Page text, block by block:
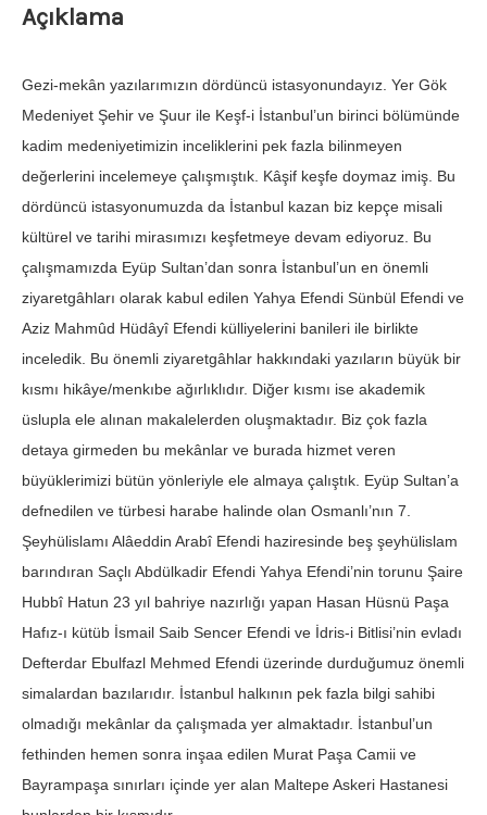
Açıklama
Gezi-mekân yazılarımızın dördüncü istasyonundayız. Yer Gök
Medeniyet Şehir ve Şuur ile Keşf-i İstanbul’un birinci bölü­münde
kadim medeniyetimizin inceliklerini pek fazla bilin­meyen
değerlerini incelemeye çalışmıştık. Kâşif keşfe doymaz imiş. Bu
dördüncü istasyonumuzda da İstanbul kazan biz kepçe misali
kültürel ve tarihi mirasımızı keşfetmeye devam ediyoruz. Bu
çalışmamızda Eyüp Sultan’dan sonra İstanbul’un en önemli
ziyaretgâhları olarak kabul edilen Yahya Efendi Sün­bül Efendi ve
Aziz Mahmûd Hüdâyî Efendi külliyelerini banileri ile birlikte
inceledik. Bu önemli ziyaretgâhlar hakkındaki yazıların büyük bir
kısmı hikâye/menkıbe ağırlıklıdır. Diğer kısmı ise akademik
üslupla ele alınan makalelerden oluşmaktadır. Biz çok fazla
detaya girmeden bu mekânlar ve burada hizmet veren
büyüklerimizi bütün yönleriyle ele almaya çalıştık. Eyüp Sultan’a
defnedilen ve türbesi harabe halinde olan Osmanlı’nın 7.
Şeyhülislamı Alâeddin Arabî Efendi haziresinde beş şeyhülislam
barındıran Saçlı Ab­dülkadir Efendi Yahya Efendi’nin torunu Şaire
Hubbî Hatun 23 yıl bahriye nazırlığı yapan Hasan Hüsnü Paşa
Hafız-ı kütüb İsmail Saib Sencer Efendi ve İdris-i Bitlisi’nin evladı
Defterdar Ebulfazl Mehmed Efendi üzerinde durduğumuz önemli
simalardan bazılarıdır. İstanbul halkının pek fazla bilgi sahibi
olmadığı mekânlar da çalışmada yer almaktadır. İstanbul’un
fethinden hemen sonra inşaa edilen Murat Paşa Camii ve
Bayrampaşa sınırları içinde yer alan Maltepe Askeri Hastanesi